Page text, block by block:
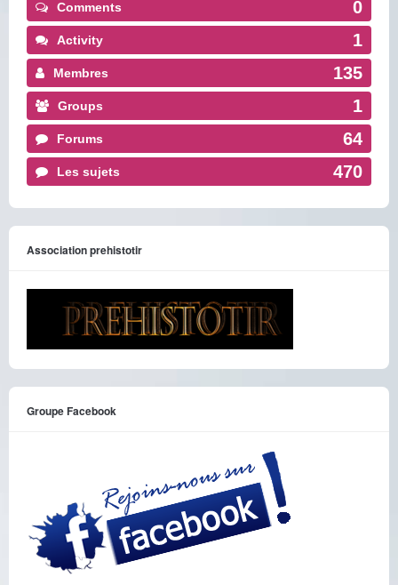
Comments 0
Activity 1
Membres 135
Groups 1
Forums 64
Les sujets 470
Association prehistotir
Groupe Facebook